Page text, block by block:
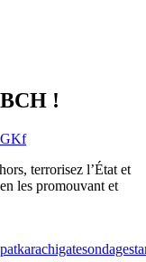
!
terrorisez l’État et
les promouvant et
karachigatesondages